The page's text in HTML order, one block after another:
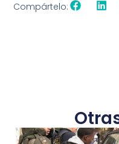
Compártelo: